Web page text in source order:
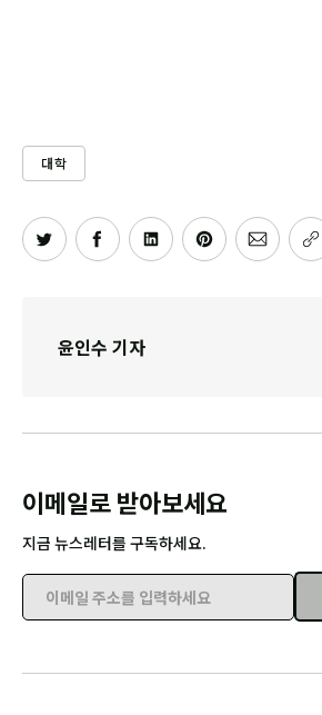
대학
윤인수 기자
이메일로 받아보세요
지금 뉴스레터를 구독하세요.
이메일 주소를 입력하세요